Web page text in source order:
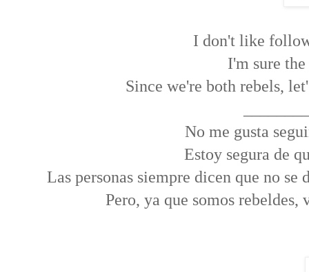
I don't like
I'm sure
Since we're both rebels,
No me gusta
Estoy segura de
Las personas siempre dicen que no se
Pero, ya que somos rebeldes,